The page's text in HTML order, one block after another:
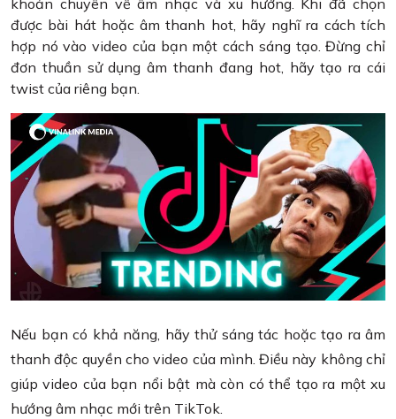
khoản chuyên về âm nhạc và xu hướng. Khi đã chọn
được bài hát hoặc âm thanh hot, hãy nghĩ ra cách tích
hợp nó vào video của bạn một cách sáng tạo. Đừng chỉ
đơn thuần sử dụng âm thanh đang hot, hãy tạo ra cái
twist của riêng bạn.
Nếu bạn có khả năng, hãy thử sáng tác hoặc tạo ra âm
thanh độc quyền cho video của mình. Điều này không chỉ
giúp video của bạn nổi bật mà còn có thể tạo ra một xu
hướng âm nhạc mới trên TikTok.